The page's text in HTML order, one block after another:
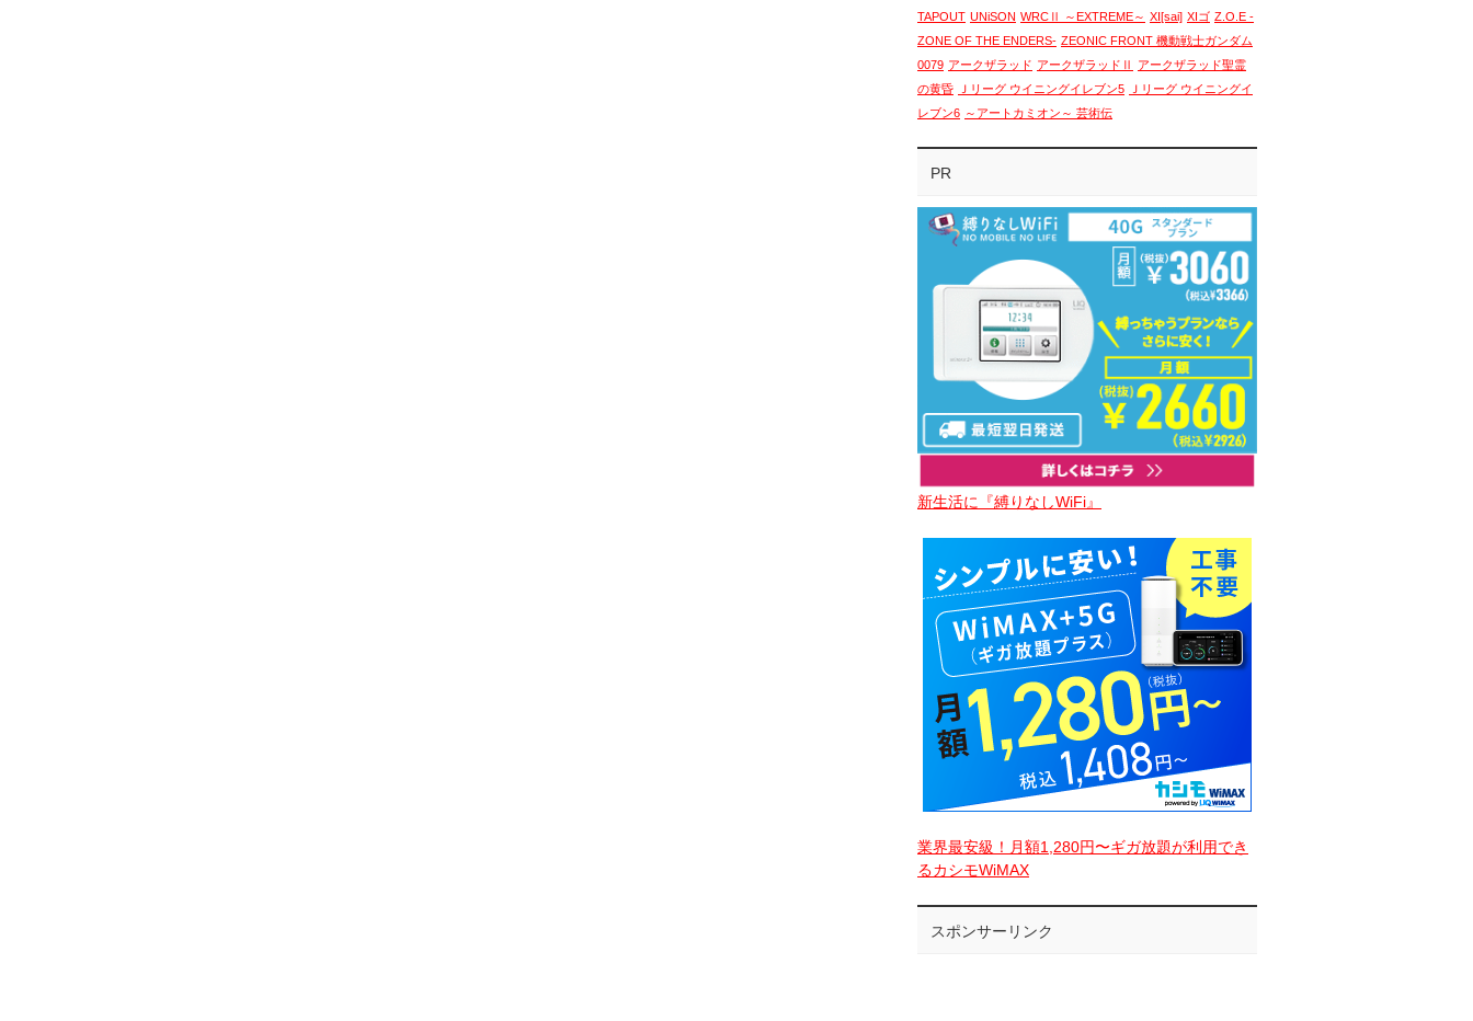
TAPOUT UNiSON WRCⅡ ～EXTREME～ XI[sai] XIゴ Z.O.E -
ZONE OF THE ENDERS- ZEONIC FRONT 機動戦士ガンダム
0079 アークザラッド アークザラッドⅡ
アークザラッド聖霊
の黄昏
Ｊリーグ ウイニングイレブン5
Ｊリーグ ウイニングイ
レブン6 ～アートカミオン～ 芸術伝
PR
新生活に『縛りなしWiFi』
業界最安級！月額1,280円〜ギガ放題が利用でき
るカシモWiMAX
スポンサーリンク